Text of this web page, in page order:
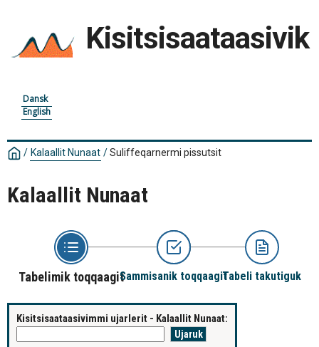
Kisitsisaataasivik
Dansk
English
/ Kalaallit Nunaat /Suliffeqarnermi pissutsit
Kalaallit Nunaat
Tabelimik toqqaagitSammisanik toqqaagitTabeli takutiguk
Kisitsisaataasivimmi ujarlerit - Kalaallit Nunaat: